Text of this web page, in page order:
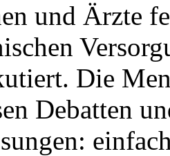
und Ärzte
Die
Debatten